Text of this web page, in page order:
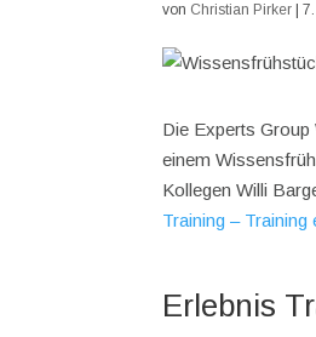
von Christian Pirker |
Die Experts
einem
Kollegen Willi
Training – Training
Erlebnis